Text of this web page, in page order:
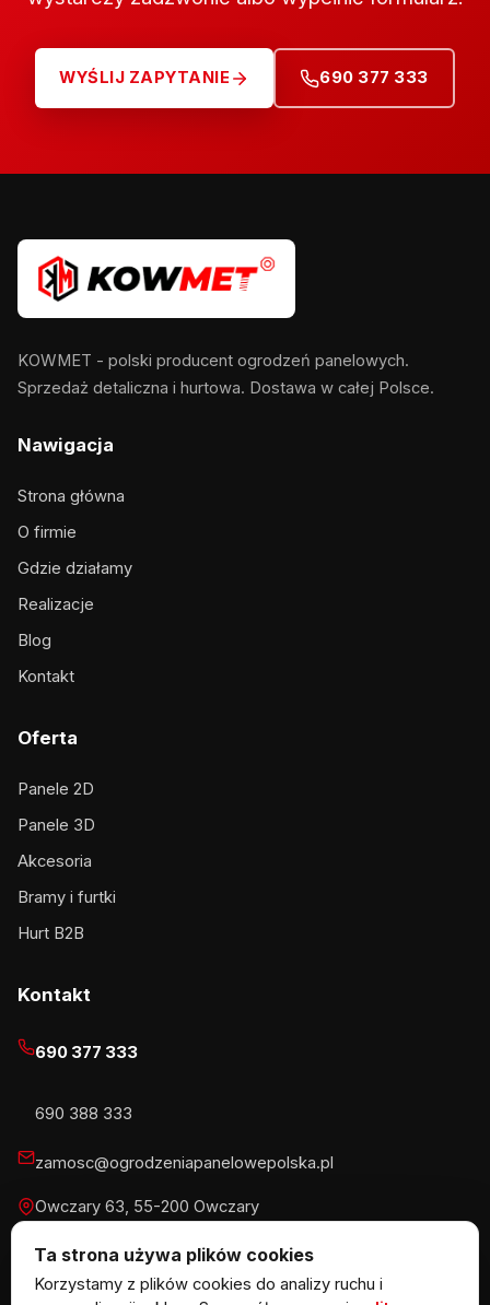
Ta strona używa plików cookies
Korzystamy z plików cookies do analizy ruchu i
WYŚLIJ ZAPYTANIE 690 377 333
KOWMET - polski producent ogrodzeń panelowych.
Sprzedaż detaliczna i hurtowa. Dostawa w całej Polsce.
Nawigacja
Strona główna
O firmie
Gdzie działamy
Realizacje
Blog
Kontakt
Oferta
Panele 2D
Panele 3D
Akcesoria
Bramy i furtki
Hurt B2B
Kontakt
690 377 333
690 388 333
zamosc@ogrodzeniapanelowepolska.pl
Owczary 63, 55-200 Owczary
Pn-Pt 8-16, Sb 8-13:30